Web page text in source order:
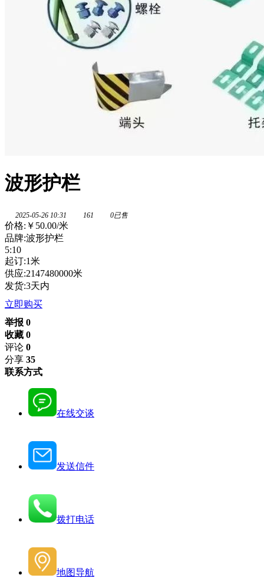
波形护栏
2025-05-26 10:31 161 0已售
价格: ￥50.00/米
品牌:波形护栏
5:10
起订:1米
供应:2147480000米
发货:3天内
立即购买
举报 0
收藏 0
评论 0
分享 35
联系方式
在线交谈
发送信件
拨打电话
地图导航